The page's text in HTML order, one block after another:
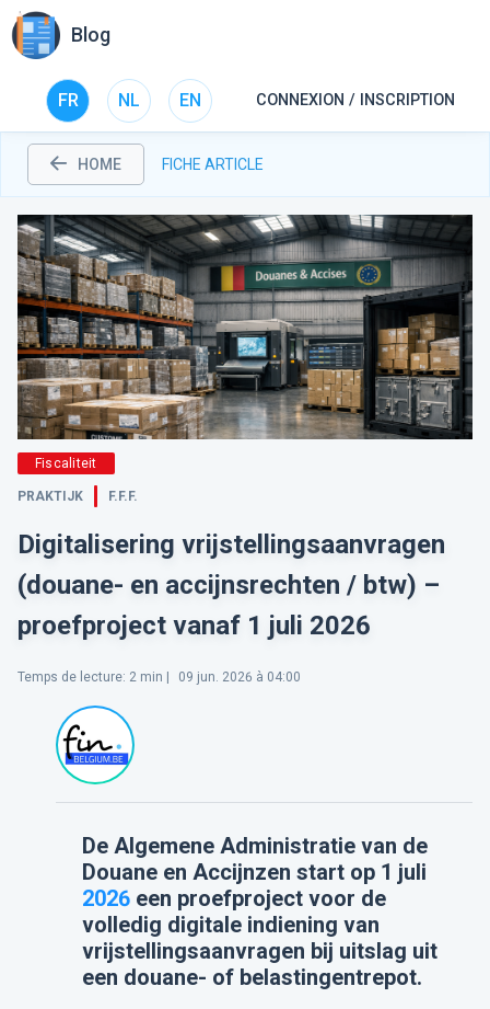
Blog
FR NL EN CONNEXION / INSCRIPTION
HOME FICHE ARTICLE
Fiscaliteit
PRAKTIJK F.F.F.
Digitalisering vrijstellingsaanvragen
(douane- en accijnsrechten / btw) –
proefproject vanaf 1 juli 2026
Temps de lecture: 2 min | 09 jun. 2026 à 04:00
De Algemene Administratie van de
Douane en Accijnzen start op 1 juli
2026een proefproject voor de
volledig digitale indiening van
vrijstellingsaanvragen bij uitslag uit
een douane- of belastingentrepot.